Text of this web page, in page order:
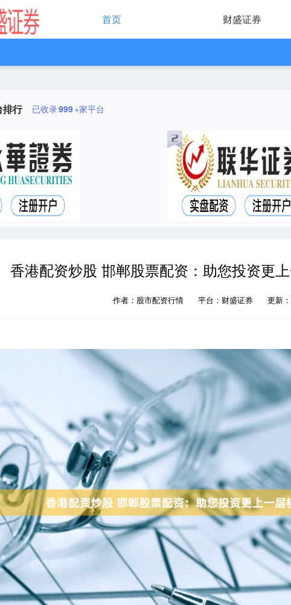
首页 财盛证券
排行 已收录999+家平台
香港配资炒股 邯郸股票配资：助您投资更
作者：股市配资行情 平台：财盛证券 更新